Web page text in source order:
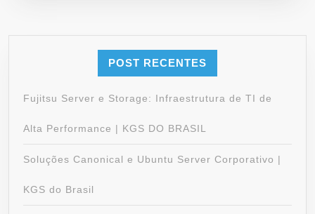
POST RECENTES
Fujitsu Server e Storage: Infraestrutura de TI de
Alta Performance | KGS DO BRASIL
Soluções Canonical e Ubuntu Server Corporativo |
KGS do Brasil